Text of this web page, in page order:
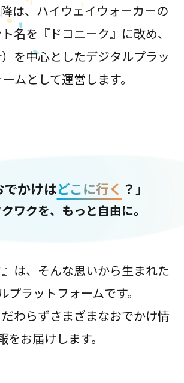
は、ハイウェイウォーカーの
名を『ドコニーク』に改め、
を中心としたデジタルプラッ
ムとして運営します。
でかけはどこに行く ？」
ワクを、もっと自由に。
』は、そんな思いから生まれた
プラットフォームです。
わらずさまざまなおでかけ情
をお届けします。